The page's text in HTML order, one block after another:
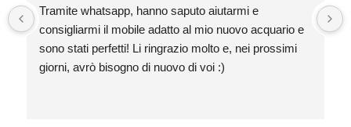
Tramite whatsapp, hanno saputo aiutarmi e
consigliarmi il mobile adatto al mio nuovo acquario e
sono stati perfetti! Li ringrazio molto e, nei prossimi
giorni, avrò bisogno di nuovo di voi :)